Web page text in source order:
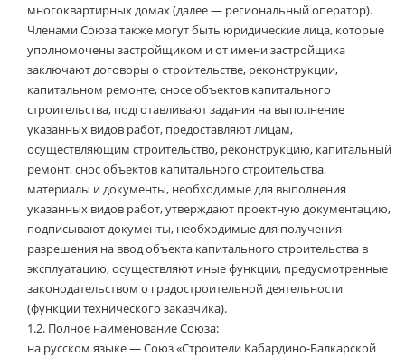
многоквартирных домах (далее — региональный оператор).
Членами Союза также могут быть юридические лица, которые
уполномочены застройщиком и от имени застройщика
заключают договоры о строительстве, реконструкции,
капитальном ремонте, сносе объектов капитального
строительства, подготавливают задания на выполнение
указанных видов работ, предоставляют лицам,
осуществляющим строительство, реконструкцию, капитальный
ремонт, снос объектов капитального строительства,
материалы и документы, необходимые для выполнения
указанных видов работ, утверждают проектную документацию,
подписывают документы, необходимые для получения
разрешения на ввод объекта капитального строительства в
эксплуатацию, осуществляют иные функции, предусмотренные
законодательством о градостроительной деятельности
(функции технического заказчика).
1.2. Полное наименование Союза:
на русском языке — Союз «Cтроители Кабардино-Балкарской